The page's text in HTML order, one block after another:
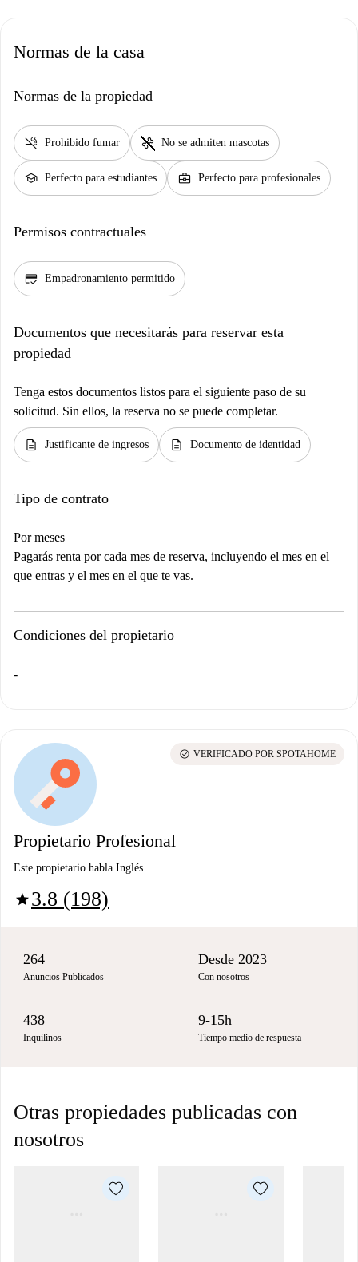
Normas de la casa
Normas de la propiedad
smoke_free Prohibido fumar pet_supplies No se admiten mascotas
school Perfecto para estudiantes business_center Perfecto para profesionales
Permisos contractuales
credit_score Empadronamiento permitido
Documentos que necesitarás para reservar esta
propiedad
Tenga estos documentos listos para el siguiente paso de su
solicitud. Sin ellos, la reserva no se puede completar.
description Justificante de ingresos description Documento de identidad
Tipo de contrato
Por meses
Pagarás renta por cada mes de reserva, incluyendo el mes en el
que entras y el mes en el que te vas.
Condiciones del propietario
-
Propietario Profesional
Este propietario habla Inglés
star3.8 (198)
check_circle VERIFICADO POR SPOTAHOME
264
Anuncios Publicados
Desde 2023
Con nosotros
438
Inquilinos
9-15h
Tiempo medio de respuesta
Otras propiedades publicadas con
nosotros